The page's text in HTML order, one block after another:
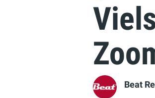
Beat